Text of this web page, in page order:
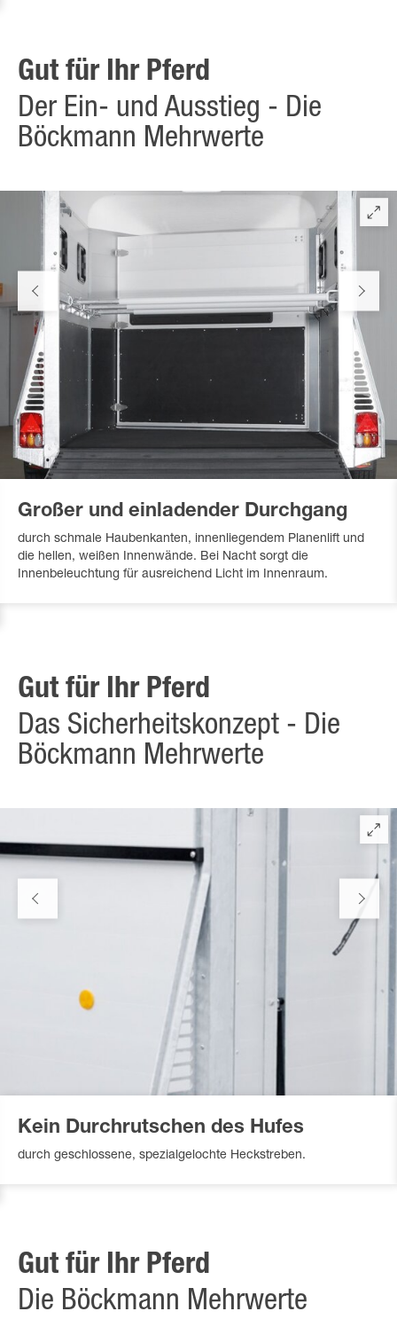
Gut für Ihr Pferd
Der Ein- und Ausstieg - Die
Böckmann Mehrwerte
Großer und einladender Durchgang
durch schmale Haubenkanten, innenliegendem Planenlift und
die hellen, weißen Innenwände. Bei Nacht sorgt die
Innenbeleuchtung für ausreichend Licht im Innenraum.
Gut für Ihr Pferd
Das Sicherheitskonzept - Die
Böckmann Mehrwerte
Kein Durchrutschen des Hufes
durch geschlossene, spezialgelochte Heckstreben.
Gut für Ihr Pferd
Die Böckmann Mehrwerte